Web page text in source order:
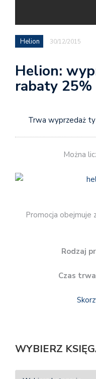
Helion 30/12/2015
Helion:
rabaty 25%
Trwa wyprzedaż
Można
Promocja obejmuje
Rodzaj
Czas
WYBIERZ